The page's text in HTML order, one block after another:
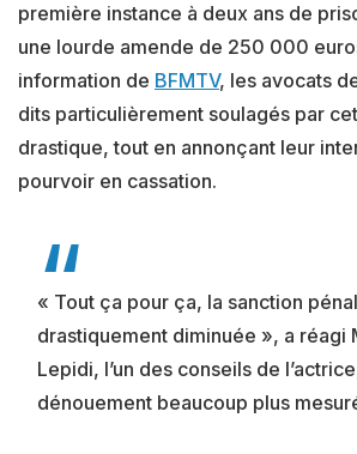
première instance à deux ans de
une lourde amende de 250 000
information de BFMTV, les avocats
dits particulièrement soulagés par
drastique, tout en annonçant leur
pourvoir en cassation.
« Tout ça pour ça, la sanction
drastiquement diminuée », a réagi
Lepidi, l’un des conseils de
dénouement beaucoup plus